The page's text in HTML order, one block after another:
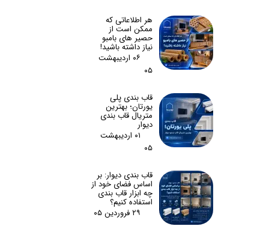
هر اطلاعاتی که
ممکن است از
حصیر های بامبو
نیاز داشته باشید!
۰۶ اردیبهشت
۰۵
قاب بندی پلی
یورتان؛ بهترین
متریال قاب بندی
دیوار
۰۱ اردیبهشت
۰۵
قاب بندی دیوار: بر
اساس فضای خود از
چه ابزار قاب بندی
استفاده کنیم؟
۲۹ فروردین ۰۵